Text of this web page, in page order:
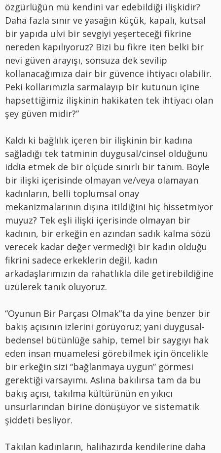
özgürlüğün mü kendini var edebildiği ilişkidir?
Daha fazla sınır ve yasağın küçük, kapalı, kutsal
bir yapıda ulvi bir sevgiyi yeşerteceği fikrine
nereden kapılıyoruz? Bizi bu fikre iten belki bir
nevi güven arayışı, sonsuza dek sevilip
kollanacağımıza dair bir güvence ihtiyacı olabilir.
Peki kollarımızla sarmalayıp bir kutunun içine
hapsettiğimiz ilişkinin hakikaten tek ihtiyacı olan
şey güven midir?”
Kaldı ki bağlılık içeren bir ilişkinin bir kadına
sağladığı tek tatminin duygusal/cinsel olduğunu
iddia etmek de bir ölçüde sınırlı bir tanım. Böyle
bir ilişki içerisinde olmayan ve/veya olamayan
kadınların, belli toplumsal onay
mekanizmalarının dışına itildiğini hiç hissetmiyor
muyuz? Tek eşli ilişki içerisinde olmayan bir
kadının, bir erkeğin en azından sadık kalma sözü
verecek kadar değer vermediği bir kadın olduğu
fikrini sadece erkeklerin değil, kadın
arkadaşlarımızın da rahatlıkla dile getirebildiğine
üzülerek tanık oluyoruz.
“Oyunun Bir Parçası Olmak”ta da yine benzer bir
bakış açısının izlerini görüyoruz; yani duygusal-
bedensel bütünlüğe sahip, temel bir saygıyı hak
eden insan muamelesi görebilmek için öncelikle
bir erkeğin sizi “bağlanmaya uygun” görmesi
gerektiği varsayımı. Aslına bakılırsa tam da bu
bakış açısı, takılma kültürünün en yıkıcı
unsurlarından birine dönüşüyor ve sistematik
şiddeti besliyor.
Takılan kadınların, halihazırda kendilerine daha